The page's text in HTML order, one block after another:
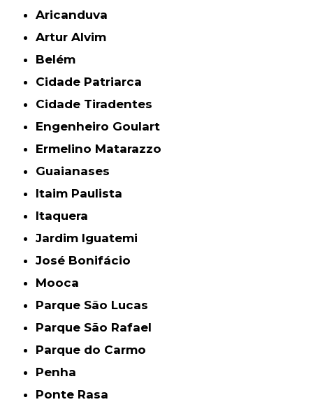
Aricanduva
Artur Alvim
Belém
Cidade Patriarca
Cidade Tiradentes
Engenheiro Goulart
Ermelino Matarazzo
Guaianases
Itaim Paulista
Itaquera
Jardim Iguatemi
José Bonifácio
Mooca
Parque São Lucas
Parque São Rafael
Parque do Carmo
Penha
Ponte Rasa